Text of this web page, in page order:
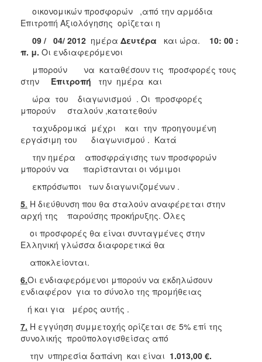
οικονομικών προσφορών ,από την αρμόδια
Επιτροπή Αξιολόγησης ορίζεται η
09 / 04/ 2012 ημέρα Δευτέρα και ώρα.
10: 00 :
π. μ. Οι ενδιαφερόμενοι
μπορούν να καταθέσουν τις προσφορές τους
στην Επιτροπή την ημέρα και
ώρα του διαγωνισμού . Οι προσφορές
μπορούν σταλούν ,κατατεθούν
ταχυδρομικά μέχρι και την προηγουμένη
εργάσιμη του διαγωνισμού . Κατά
την ημέρα αποσφράγισης των προσφορών
μπορούν να παρίστανται οι νόμιμοι
εκπρόσωποι των διαγωνιζομένων .
5. Η διεύθυνση που θα σταλούν αναφέρεται στην
αρχή της παρούσης προκήρυξης. Όλες
οι προσφορές θα είναι συνταγμένες στην
Ελληνική γλώσσα διαφορετικά θα
αποκλείονται.
6.Οι ενδιαφερόμενοι μπορούν να εκδηλώσουν
ενδιαφέρον για το σύνολο της προμήθειας
ή και για μέρος αυτής .
7. Η εγγύηση συμμετοχής ορίζεται σε 5% επί της
συνολικής προϋπολογισθείσας από
την υπηρεσία δαπάνη και είναι 1.013,00 €.